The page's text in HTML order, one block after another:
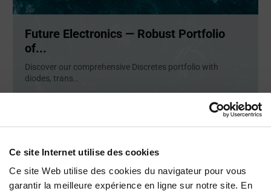
Ce site Internet utilise des cookies
Ce site Web utilise des cookies du navigateur pour vous
garantir la meilleure expérience en ligne sur notre site. En
Future Electronics — Robust Portfolio
of...
Discover our comprehensive Discretes portfolio with
diodes, trans...
ARTICLE